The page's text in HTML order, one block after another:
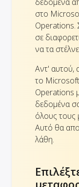
στο
Operations.
σε
να τα
Αντ' αυτού,
το
Operations
δεδομένα
όλους τους
Αυτό θα
λάθη.